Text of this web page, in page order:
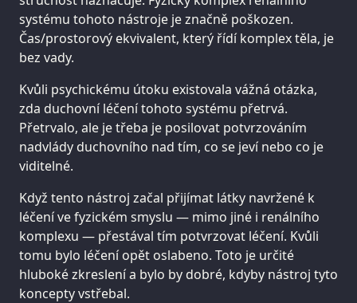
systému tohoto nástroje je značně poškozen.
Čas/prostorový ekvivalent, který řídí komplex těla, je
bez vady.
Kvůli psychickému útoku existovala vážná otázka,
zda duchovní léčení tohoto systému přetrvá.
Přetrvalo, ale je třeba je posilovat potvrzováním
nadvlády duchovního nad tím, co se jeví nebo co je
viditelné.
Když tento nástroj začal přijímat látky navržené k
léčení ve fyzickém smyslu — mimo jiné i renálního
komplexu — přestával tím potvrzovat léčení. Kvůli
tomu bylo léčení opět oslabeno. Toto je určité
hluboké zkreslení a bylo by dobré, kdyby nástroj tyto
koncepty vstřebal.